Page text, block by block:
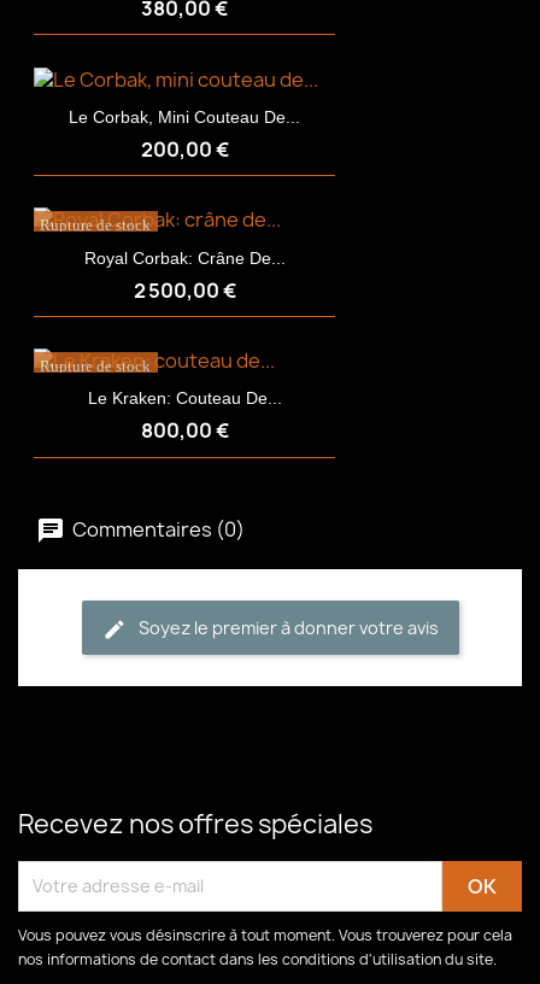
380,00 €
Le Corbak, Mini Couteau De...
200,00 €
Royal Corbak: Crâne De...
2 500,00 €
Rupture de stock
Le Kraken: Couteau De...
800,00 €
Rupture de stock
Commentaires (0)
Soyez le premier à donner votre avis
Recevez nos offres spéciales
Vous pouvez vous désinscrire à tout moment. Vous trouverez pour cela
nos informations de contact dans les conditions d'utilisation du site.